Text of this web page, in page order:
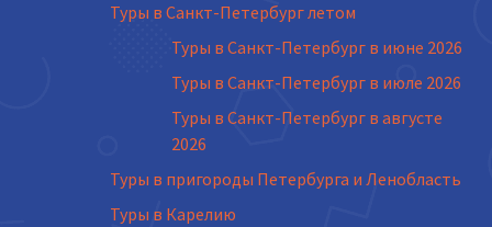
Туры в Санкт-Петербург летом
Туры в Санкт-Петербург в июне 2026
Туры в Санкт-Петербург в июле 2026
Туры в Санкт-Петербург в августе
2026
Туры в пригороды Петербурга и Ленобласть
Туры в Карелию